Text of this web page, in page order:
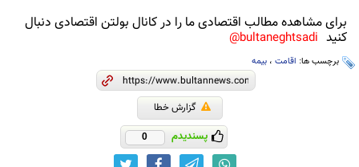
برای مشاهده مطالب اقتصادی ما را در کانال بولتن اقتصادی دنبال
کنید bultaneghtsadi@
برچسب ها: اقامت ، بیمه
گزارش خطا
پسندیدم 0